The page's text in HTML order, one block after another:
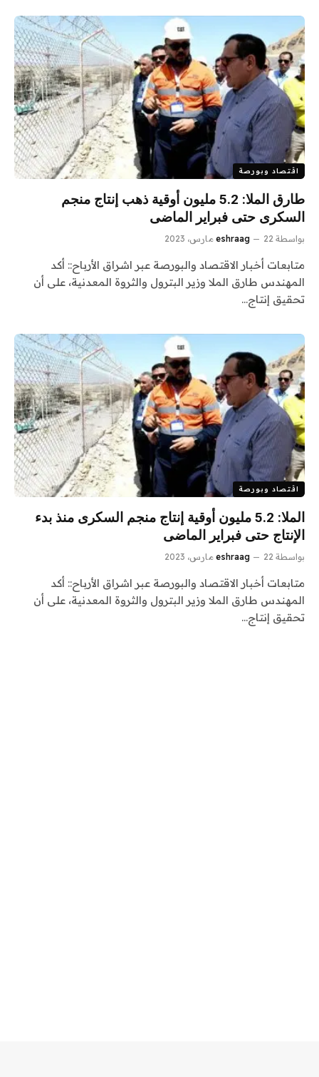
اقتصاد وبورصة
طارق الملا: 5.2 مليون أوقية ذهب إنتاج منجم
السكرى حتى فبراير الماضى
بواسطة eshraag 22 مارس، 2023
متابعات أخبار الاقتصاد والبورصة عبر اشراق الأرباح:: أكد
المهندس طارق الملا وزير البترول والثروة المعدنية، على أن
تحقيق إنتاج…
اقتصاد وبورصة
الملا: 5.2 مليون أوقية إنتاج منجم السكرى منذ بدء
الإنتاج حتى فبراير الماضى
بواسطة eshraag 22 مارس، 2023
متابعات أخبار الاقتصاد والبورصة عبر اشراق الأرباح:: أكد
المهندس طارق الملا وزير البترول والثروة المعدنية، على أن
تحقيق إنتاج…